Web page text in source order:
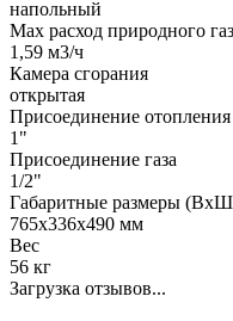
напольный
Max расход природного
1,59 м3/ч
Камера сгорания
открытая
Присоединение отопления
1"
Присоединение газа
1/2"
Габаритные размеры
765х336х490 мм
Вес
56 кг
Загрузка отзывов...